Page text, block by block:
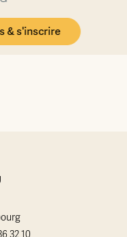
En savoir plus &
32 10